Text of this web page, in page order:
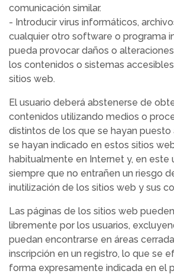
comunicación similar.
- Introducir virus informáticos,
cualquier otro software o programa
pueda provocar daños o
los contenidos o sistemas
sitios web.
El usuario deberá abstenerse de
contenidos utilizando medios o
distintos de los que se hayan puesto
se hayan indicado en estos sitios
habitualmente en Internet y, en este
siempre que no entrañen un riesgo
inutilización de los sitios web y sus
Las páginas de los sitios web
libremente por los usuarios,
puedan encontrarse en áreas
inscripción en un registro, lo que se
forma expresamente indicada en el